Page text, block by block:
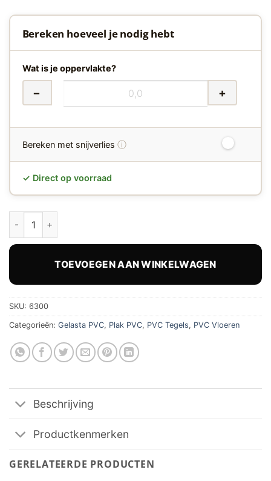
Bereken hoeveel je nodig hebt
Wat is je oppervlakte?
− +
Bereken met snijverlies ⓘ
✓ Direct op voorraad
TOEVOEGEN AAN WINKELWAGEN
SKU: 6300
Categorieën: Gelasta PVC, Plak PVC, PVC Tegels, PVC Vloeren
Beschrijving
Productkenmerken
GERELATEERDE PRODUCTEN